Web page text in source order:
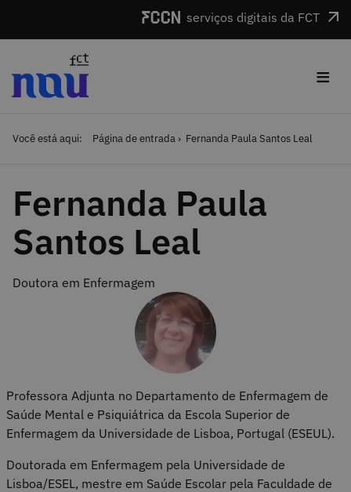
serviços digitais da FCT
≡
Você está aqui: Página de entrada Fernanda Paula Santos Leal
Fernanda Paula
Santos Leal
Doutora em Enfermagem
Professora Adjunta no Departamento de Enfermagem de
Saúde Mental e Psiquiátrica da Escola Superior de
Enfermagem da Universidade de Lisboa, Portugal (ESEUL).
Doutorada em Enfermagem pela Universidade de
Lisboa/ESEL, mestre em Saúde Escolar pela Faculdade de